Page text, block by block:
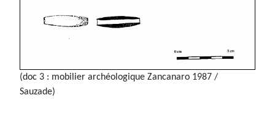
(doc 3 : mobilier archéologique Zancanaro 1987 /
Sauzade)